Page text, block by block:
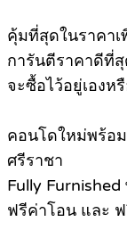
คุ้มที่สุดในราคาเ
การันตีราคาดีที่
จะซื้อไว้อยู่เองห
คอนโดใหม่พร้อ
ศรีราชา
Fully
ฟรีค่าโอน และ